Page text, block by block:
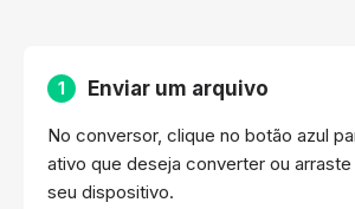
1 Enviar um arquivo
No conversor, clique no botão azul
ativo que deseja converter ou
seu dispositivo.